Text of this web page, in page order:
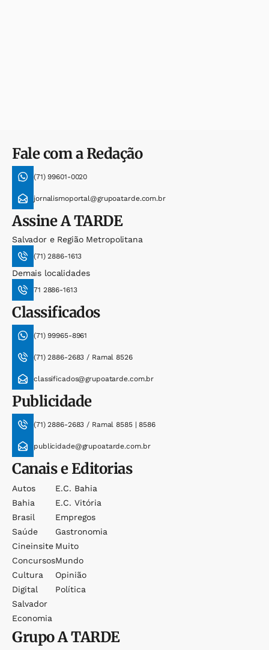
Fale com a Redação
(71) 99601-0020
jornalismoportal@grupoatarde.com.br
AssineA TARDE
Salvador e Região Metropolitana
(71) 2886-1613
Demais localidades
71 2886-1613
Classificados
(71) 99965-8961
(71) 2886-2683 / Ramal 8526
classificados@grupoatarde.com.br
Publicidade
(71) 2886-2683 / Ramal 8585 | 8586
publicidade@grupoatarde.com.br
Canais e Editorias
Autos
Bahia
Brasil
Saúde
Cineinsite
Concursos
Cultura
Digital
Salvador
Economia
E.c. Bahia
E.c. Vitória
Empregos
Gastronomia
Muito
Mundo
Opinião
Política
GrupoA TARDE